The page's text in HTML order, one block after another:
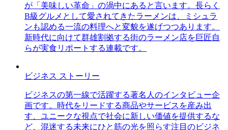
が「美味しい革命」の渦中にあると言います。長らく
B級グルメとして愛されてきたラーメンは、ミシュラ
ンも認める一流の料理へと変貌を遂げつつあります。
新時代に向けて群雄割拠する街のラーメン店を巨匠自
らが実食リポートする連載です。
ビジネス ストーリー
ビジネスの第一線で活躍する著名人のインタビュー企
画です。時代をリードする商品やサービスを産み出
す、ユニークな視点で社会に新しい価値を提供するな
ど、混迷する未来にひと筋の光を照らす注目のビジネ